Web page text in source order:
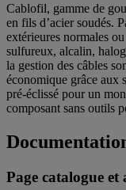
Cablofil, gamme de
en fils d’acier soudés.
extérieures normales
sulfureux, alcalin,
la gestion des câbles
économique grâce aux
pré-éclissé pour un
composant sans outils
Page catalogue et